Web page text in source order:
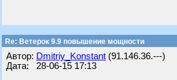
Re: Ветерок 9.9 повышение мощности
Автор: Dmitriy_Konstant (91.146.36.---)
Дата: 28-06-15 17:13